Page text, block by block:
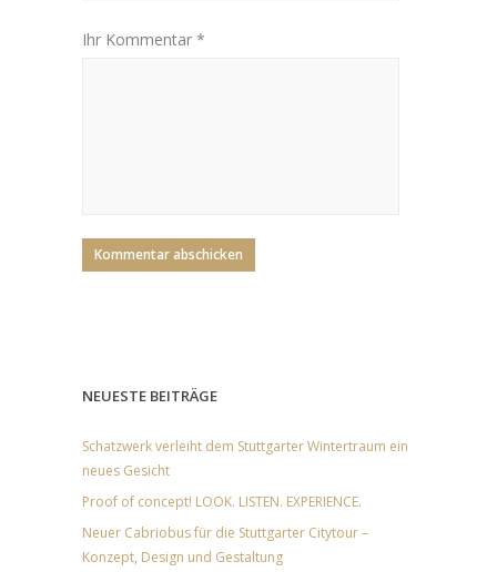
Ihr Kommentar *
NEUESTE BEITRÄGE
Schatzwerk verleiht dem Stuttgarter Wintertraum ein
neues Gesicht
Proof of concept! LOOK. LISTEN. EXPERIENCE.
Neuer Cabriobus für die Stuttgarter Citytour –
Konzept, Design und Gestaltung